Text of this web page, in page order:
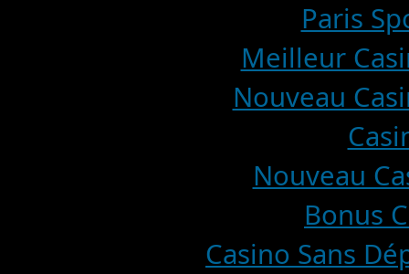
Paris
Meilleur
Nouveau
Nouveau
Bonus
Casino Sans